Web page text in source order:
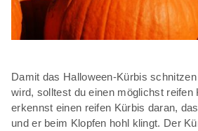
Damit das Halloween-Kürbis
wird, solltest du einen möglichst reifen
erkennst einen reifen Kürbis daran,
und er beim Klopfen hohl klingt. Der